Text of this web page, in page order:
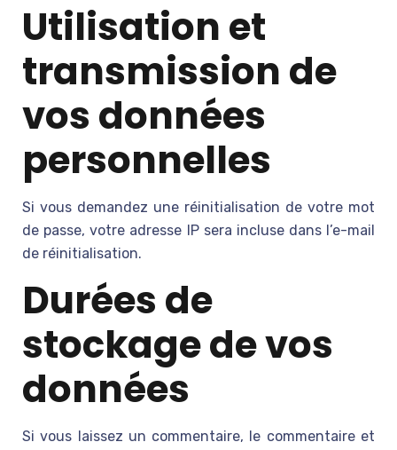
Utilisation et
transmission de
vos données
personnelles
Si vous demandez une réinitialisation de votre mot
de passe, votre adresse IP sera incluse dans l’e-mail
de réinitialisation.
Durées de
stockage de vos
données
Si vous laissez un commentaire, le commentaire et